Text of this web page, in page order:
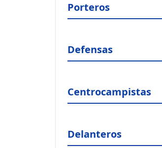
Porteros
Defensas
Centrocampistas
Delanteros